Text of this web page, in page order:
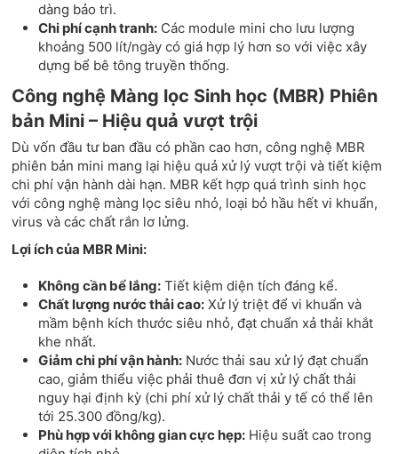
dàng bảo trì.
Chi phí cạnh tranh: Các module mini cho lưu lượng
khoảng 500 lít/ngày có giá hợp lý hơn so với việc xây
dựng bể bê tông truyền thống.
Công nghệ Màng lọc Sinh học (MBR) Phiên
bản Mini – Hiệu quả vượt trội
Dù vốn đầu tư ban đầu có phần cao hơn, công nghệ MBR
phiên bản mini mang lại hiệu quả xử lý vượt trội và tiết kiệm
chi phí vận hành dài hạn. MBR kết hợp quá trình sinh học
với công nghệ màng lọc siêu nhỏ, loại bỏ hầu hết vi khuẩn,
virus và các chất rắn lơ lửng.
Lợi ích của MBR Mini:
Không cần bể lắng: Tiết kiệm diện tích đáng kể.
Chất lượng nước thải cao: Xử lý triệt để vi khuẩn và
mầm bệnh kích thước siêu nhỏ, đạt chuẩn xả thải khắt
khe nhất.
Giảm chi phí vận hành: Nước thải sau xử lý đạt chuẩn
cao, giảm thiểu việc phải thuê đơn vị xử lý chất thải
nguy hại định kỳ (chi phí xử lý chất thải y tế có thể lên
tới 25.300 đồng/kg).
Phù hợp với không gian cực hẹp: Hiệu suất cao trong